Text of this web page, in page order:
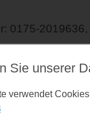
0175-
Sie unserer
verwendet